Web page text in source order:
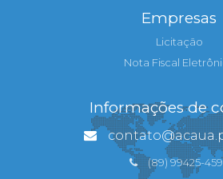
Empresas
Licitação
Nota Fiscal
Informações de
(89) 99425-